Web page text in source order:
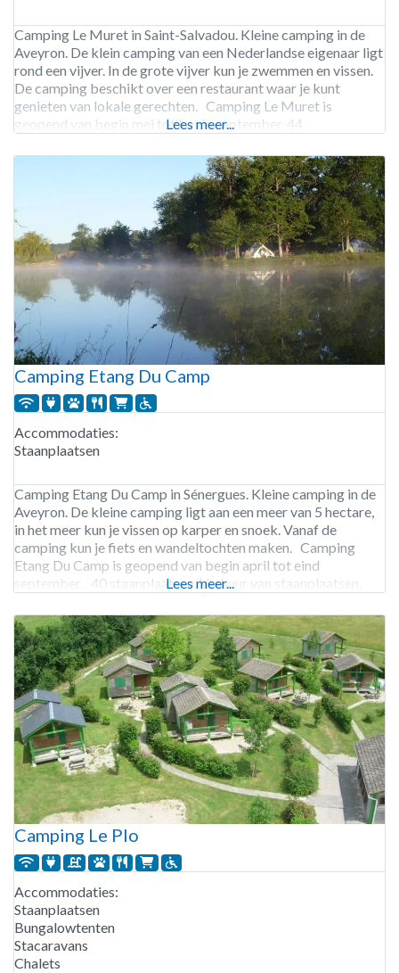
Camping Le Muret in Saint-Salvadou. Kleine camping in de
Aveyron. De klein camping van een Nederlandse eigenaar ligt
rond een vijver. In de grote vijver kun je zwemmen en vissen.
De camping beschikt over een restaurant waar je kunt
genieten van lokale gerechten. Camping Le Muret is
geopend van begin mei tot begin september. 44
Lees meer...
Camping Etang Du Camp
Accommodaties:
Staanplaatsen
Camping Etang Du Camp in Sénergues. Kleine camping in de
Aveyron. De kleine camping ligt aan een meer van 5 hectare,
in het meer kun je vissen op karper en snoek. Vanaf de
camping kun je fiets en wandeltochten maken. Camping
Etang Du Camp is geopend van begin april tot eind
september. 40 staanplaatsen. Verhuur van staanplaatsen.
Lees meer...
Camping Le Plo
Accommodaties:
Staanplaatsen
Bungalowtenten
Stacaravans
Chalets